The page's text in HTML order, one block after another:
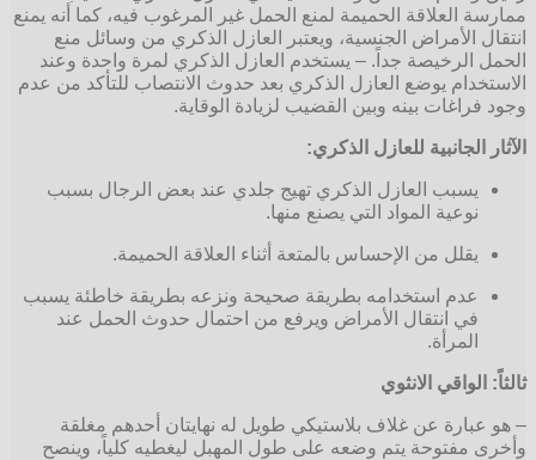
العلاقة الحميمة لمنع الحمل غير المرغوب فيه، كما أنه يمنع
الأمراض الجنسية، ويعتبر العازل الذكري من وسائل منع
الرخيصة جداً. – يستخدم العازل الذكري لمرة واحدة وعند
يوضع العازل الذكري بعد حدوث الانتصاب للتأكد من عدم
بينه وبين القضيب لزيادة الوقاية.
الجانبية للعازل الذكري:
يسبب العازل الذكري تهيج جلدي عند بعض الرجال بسبب
نوعية المواد التي يصنع منها.
يقلل من الإحساس بالمتعة أثناء العلاقة الحميمة.
عدم استخدامه بطريقة صحيحة ونزعه بطريقة خاطئة يسبب
في انتقال الأمراض ويرفع من احتمال حدوث الحمل عند
الانثوي
عن غلاف بلاستيكي طويل له نهايتان أحدهم مغلقة
مفتوحة يتم وضعه على طول المهبل ليغطيه كلياً، وينصح